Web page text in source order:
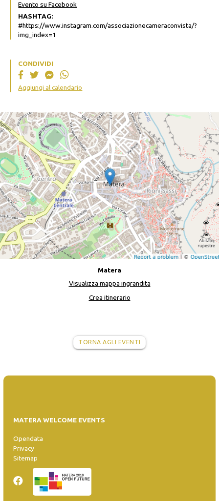
Evento su Facebook
HASHTAG:
#https://www.instagram.com/associazionecameraconvista/?
img_index=1
CONDIVIDI
Aggiungi al calendario
Matera
Visualizza mappa ingrandita
Crea itinerario
TORNA AGLI EVENTI
MATERA WELCOME EVENTS
Opendata
Privacy
Sitemap